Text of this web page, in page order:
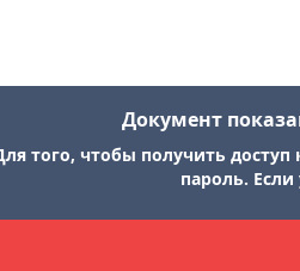
Документ
того, чтобы получить
пароль. Если